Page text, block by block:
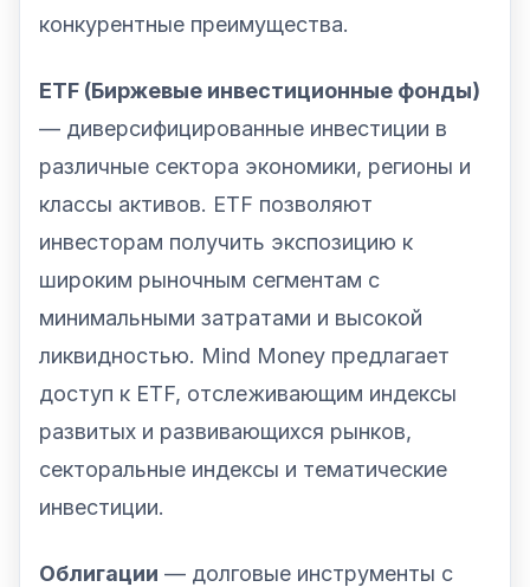
конкурентные преимущества.
ETF (Биржевые инвестиционные фонды)
— диверсифицированные инвестиции в
различные сектора экономики, регионы и
классы активов. ETF позволяют
инвесторам получить экспозицию к
широким рыночным сегментам с
минимальными затратами и высокой
ликвидностью. Mind Money предлагает
доступ к ETF, отслеживающим индексы
развитых и развивающихся рынков,
секторальные индексы и тематические
инвестиции.
Облигации — долговые инструменты с